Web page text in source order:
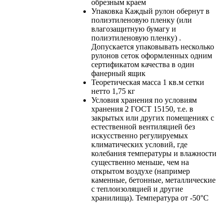
обрезным краем
Упаковка Каждый рулон обернут в
полиэтиленовую пленку (или
влагозащитную бумагу и
полиэтиленовую пленку) .
Допускается упаковывать несколько
рулонов сеток оформленных одним
сертификатом качества в один
фанерный ящик
Теоретическая масса 1 кв.м сетки
нетто 1,75 кг
Условия хранения по условиям
хранения 2 ГОСТ 15150, т.е. в
закрытых или других помещениях с
естественной вентиляцией без
искусственно регулируемых
климатических условий, где
колебания температуры и влажности
существенно меньше, чем на
открытом воздухе (например
каменные, бетонные, металлические
с теплоизоляцией и другие
хранилища). Температура от -50°С